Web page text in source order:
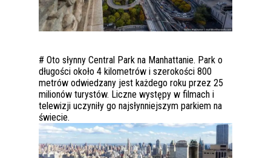
# Oto słynny Central Park na Manhattanie. Park o
długości około 4 kilometrów i szerokości 800
metrów odwiedzany jest każdego roku przez 25
milionów turystów. Liczne występy w filmach i
telewizji uczyniły go najsłynniejszym parkiem na
świecie.